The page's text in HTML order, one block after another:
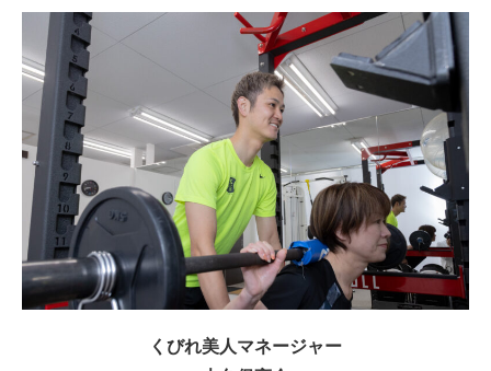
くびれ美人マネージャー